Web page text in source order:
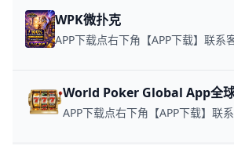
WPK微扑克
World Poker Global App全